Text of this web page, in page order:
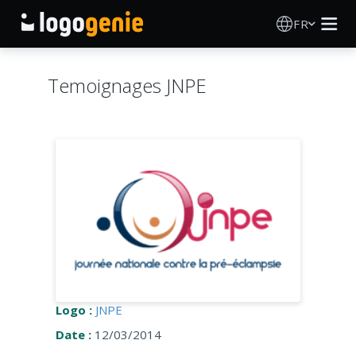
FR
Produits imprimés
Temoignages JNPE
Logo : JNPE
Date : 12/03/2014